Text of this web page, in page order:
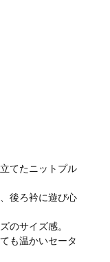
てたニットプル
後ろ衿に遊び心
のサイズ感。
も温かいセータ